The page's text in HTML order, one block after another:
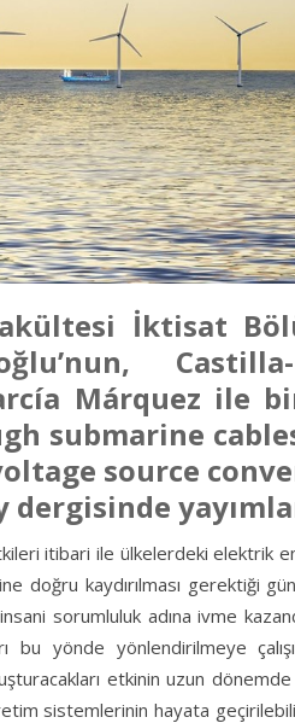
İktisat
Márquez ile
submarine
source
itibari ile ülkelerdeki elektrik
kaydırılması gerektiği
sorumluluk adına ivme
yönde yönlendirilmeye
etkinin uzun dönemde
sistemlerinin hayata geçirilebilir